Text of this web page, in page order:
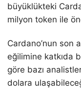
büyüklükteki
milyon token ile
Cardano’nun son
eğilimine katkıda
göre bazı
dolara